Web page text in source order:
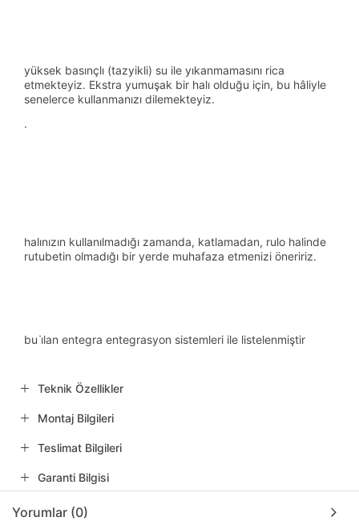
yüksek basınçlı (tazyikli) su ile yıkanmamasını rica
etmekteyiz. Ekstra yumuşak bir halı olduğu için, bu hâliyle
senelerce kullanmanızı dilemekteyiz.
·
halınızın kullanılmadığı zamanda, katlamadan, rulo halinde
rutubetin olmadığı bir yerde muhafaza etmenizi öneririz.
bu i̇lan entegra entegrasyon sistemleri ile listelenmiştir
Teknik Özellikler
Montaj Bilgileri
Teslimat Bilgileri
Garanti Bilgisi
Yorumlar (0)